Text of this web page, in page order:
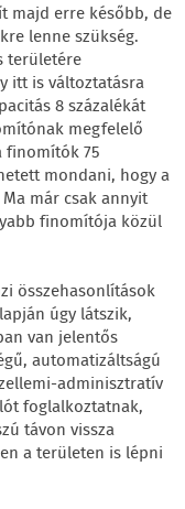
majd erre később, de
lenne szükség.
területére
itt is változtatásra
8 százalékát
megfelelő
finomítók 75
mondani, hogy a
már csak annyit
finomítója közül
összehasonlítások
úgy látszik,
van jelentős
automatizáltságú
adminisztratív
foglalkoztatnak,
távon vissza
a területen is lépni